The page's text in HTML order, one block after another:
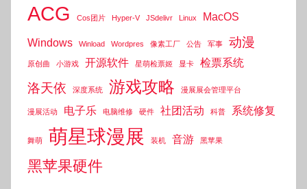
ACG Cos团片 Hyper-V JSdelivr Linux MacOS
Windows Winload Wordpres 像素工厂 公告 军事 动漫
原创曲 小游戏 开源软件 星萌检票姬 显卡 检票系统
洛天依 深度系统 游戏攻略 漫展展会管理平台
漫展活动 电子乐 电脑维修 硬件 社团活动 科普 系统修复
舞萌 萌星球漫展 装机 音游 黑苹果
黑苹果硬件